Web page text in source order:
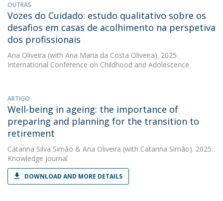
OUTRAS
Vozes do Cuidado: estudo qualitativo sobre os
desafios em casas de acolhimento na perspetiva
dos profissionais
Ana Oliveira (with Ana Maria da Costa Oliveira). 2025.
International Conference on Childhood and Adolescence
ARTIGO
Well-being in ageing: the importance of
preparing and planning for the transition to
retirement
Catarina Silva Simão & Ana Oliveira (with Catarina Simão). 2025.
Knowledge Journal
DOWNLOAD AND MORE DETAILS